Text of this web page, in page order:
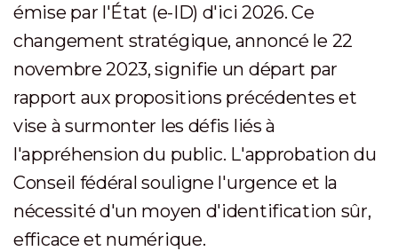
émise par l'État (e-ID) d'ici 2026. Ce
changement stratégique, annoncé le 22
novembre 2023, signifie un départ par
rapport aux propositions précédentes et
vise à surmonter les défis liés à
l'appréhension du public. L'approbation du
Conseil fédéral souligne l'urgence et la
nécessité d'un moyen d'identification sûr,
efficace et numérique.